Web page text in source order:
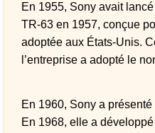
En 1955, Sony avait
TR-63 en 1957, conçue
adoptée aux États-Unis.
l’entreprise a adopté le
En 1960, Sony a
En 1968, elle a